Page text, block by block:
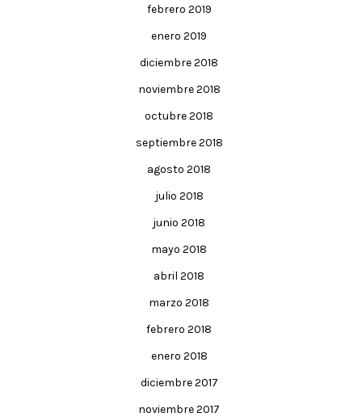
febrero 2019
enero 2019
diciembre 2018
noviembre 2018
octubre 2018
septiembre 2018
agosto 2018
julio 2018
junio 2018
mayo 2018
abril 2018
marzo 2018
febrero 2018
enero 2018
diciembre 2017
noviembre 2017